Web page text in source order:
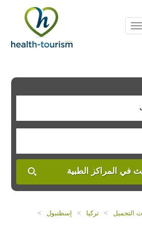
includes
system.
في المراكز الطبية
التجميل > تركيا > إسطنبول
>